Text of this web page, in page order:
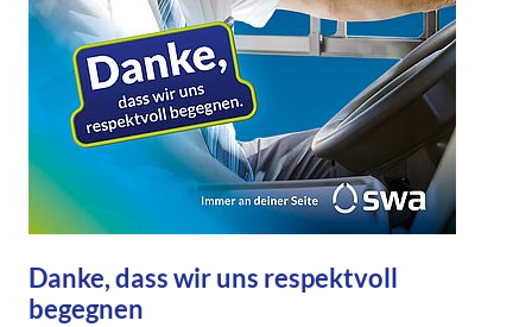
Danke, dass wir uns respektvoll
begegnen